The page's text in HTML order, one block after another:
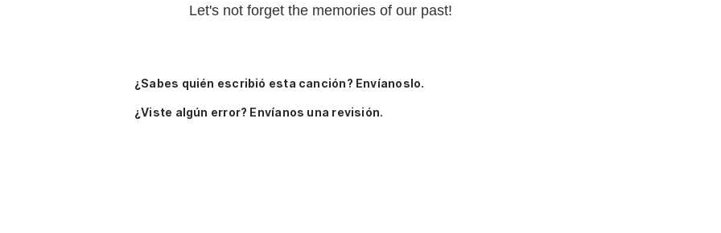
Let's not forget the memories of our past!
¿Sabes quién escribió esta canción? Envíanoslo.
¿Viste algún error? Envíanos una revisión.